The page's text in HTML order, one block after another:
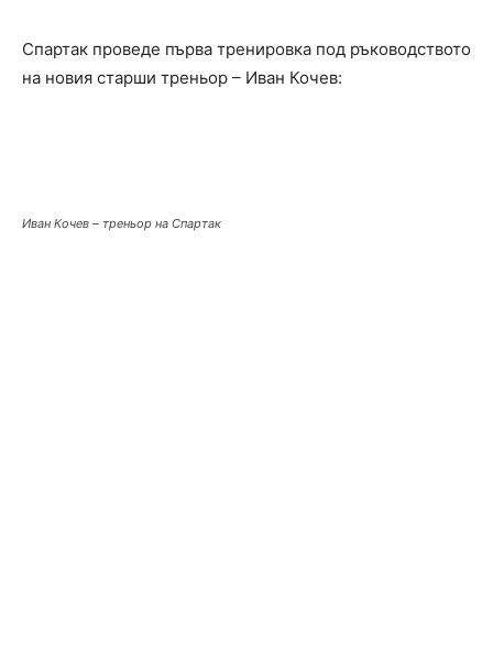
Спартак проведе първа тренировка под ръководството
на новия старши треньор – Иван Кочев:
Иван Кочев – треньор на Спартак